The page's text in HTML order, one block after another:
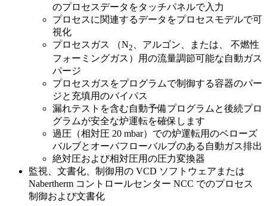
のプロセスデータをタッチパネルで入力
プロセスに関連するデータをプロセスモデルで可
視化
プロセスガス （N2
、アルゴン、または、 不燃性
フォーミングガス）用の流量調節可能な自動ガス
パージ
プロセスガスをプログラムで制御する容器のパー
ジと充填用のバイパス
漏れテストを含む自動予備プログラムと後続プロ
グラムが安全な炉運転を確保します
過圧（相対圧 20 mbar）での炉運転用のベローズ
バルブとオーバフローバルブのある自動ガス排出
絶対圧および相対圧用の圧力変換器
監視、文書化、制御用の VCD ソフトウェアまたは
Nabertherm コントロールセンター NCC でのプロセス
制御および文書化